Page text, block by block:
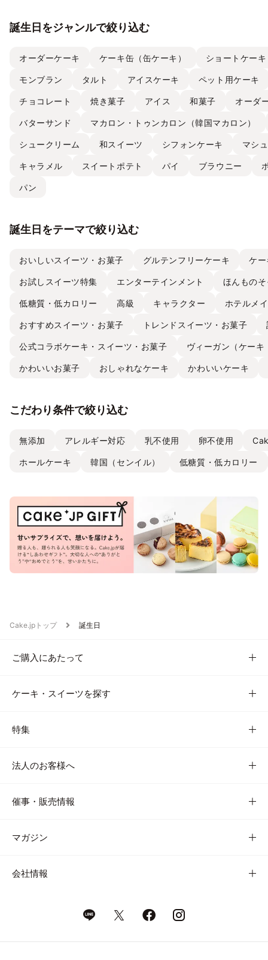
誕生日をジャンルで絞り込む
オーダーケーキ ケーキ缶（缶ケーキ） ショートケー
モンブラン タルト アイスケーキ ペット用ケーキ
チョコレート 焼き菓子 アイス 和菓子 オーダ
バターサンド マカロン・トゥンカロン（韓国マカロン）
シュークリーム 和スイーツ シフォンケーキ マシ
キャラメル スイートポテト パイ ブラウニー
パン
誕生日をテーマで絞り込む
おいしいスイーツ・お菓子 グルテンフリーケーキ ケ
お試しスイーツ特集 エンターテインメント ほんもの
低糖質・低カロリー 高級 キャラクター ホテルメ
おすすめスイーツ・お菓子 トレンドスイーツ・お菓子
公式コラボケーキ・スイーツ・お菓子 ヴィーガン（ケー
かわいいお菓子 おしゃれなケーキ かわいいケーキ
こだわり条件で絞り込む
無添加 アレルギー対応 乳不使用 卵不使用
ホールケーキ 韓国（センイル） 低糖質・低カロリー
Cake.jpトップ 誕生日
ご購入にあたって
ケーキ・スイーツを探す
特集
法人のお客様へ
催事・販売情報
マガジン
会社情報